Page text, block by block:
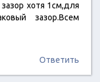
хотя 1см,для
зазор.Всем
Ответить